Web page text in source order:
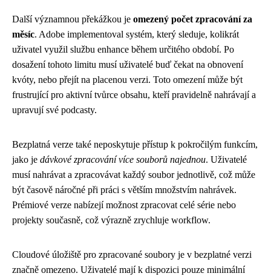
Další významnou překážkou je omezený počet zpracování za
měsíc. Adobe implementoval systém, který sleduje, kolikrát
uživatel využil službu enhance během určitého období. Po
dosažení tohoto limitu musí uživatelé buď čekat na obnovení
kvóty, nebo přejít na placenou verzi. Toto omezení může být
frustrující pro aktivní tvůrce obsahu, kteří pravidelně nahrávají a
upravují své podcasty.
Bezplatná verze také neposkytuje přístup k pokročilým funkcím,
jako je dávkové zpracování více souborů najednou. Uživatelé
musí nahrávat a zpracovávat každý soubor jednotlivě, což může
být časově náročné při práci s větším množstvím nahrávek.
Prémiové verze nabízejí možnost zpracovat celé série nebo
projekty současně, což výrazně zrychluje workflow.
Cloudové úložiště pro zpracované soubory je v bezplatné verzi
značně omezeno. Uživatelé mají k dispozici pouze minimální